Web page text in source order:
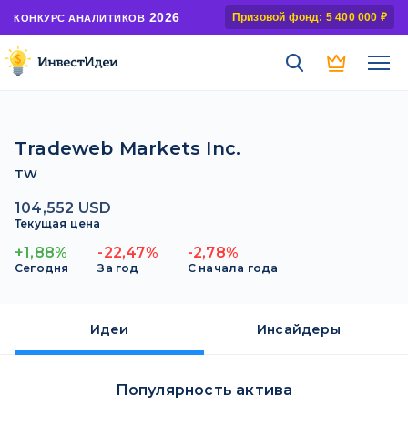
КОНКУРС АНАЛИТИКОВ 2026 Призовой фонд: 5 400 000 ₽
Tradeweb Markets Inc.
TW
104,552 USD
Текущая цена
+1,88%
Сегодня
-22,47%
За год
-2,78%
С начала года
Идеи Инсайдеры
Популярность актива